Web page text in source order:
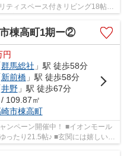
ティスペース付きリビング18帖！
棟高町1期ー②
円
群馬総社 」駅 徒歩58分
新前橋」駅 徒歩58分
井野」駅 徒歩67分
109.87㎡
市棟高町
ンペーン開催中！ ■イオンモール
ったり21.5帖♪ ■玄関には嬉しいシ